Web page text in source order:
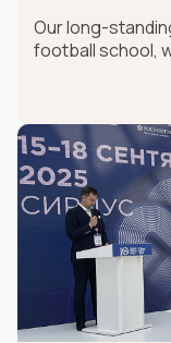
Our long-
football school,